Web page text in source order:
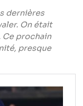
dernières
On était
Ce prochain
presque